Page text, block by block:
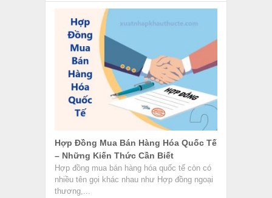
Hợp Đồng Mua Bán Hàng Hóa Quốc Tế
– Những Kiến Thức Cần Biết
Hợp đồng mua bán hàng hóa quốc tế còn có
nhiều tên gọi khác nhau như Hợp đồng ngoại
thương,...